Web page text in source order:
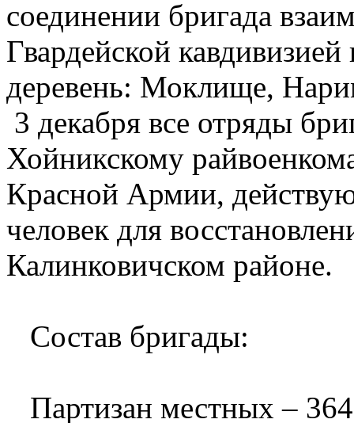
соединении бригада
Гвардейской
деревень: Моклище,
3 декабря все отряды
Хойникскому
Красной Армии,
человек для
Калинковичском районе.
Состав бригады:
Партизан местных –